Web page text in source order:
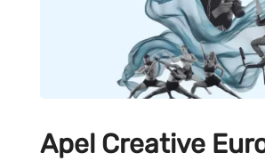
Apel Creative